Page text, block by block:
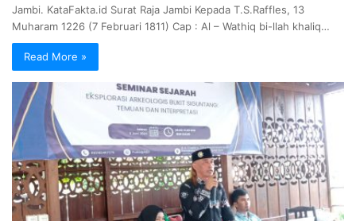
Jambi. KataFakta.id Surat Raja Jambi Kepada T.S.Raffles, 13
Muharam 1226 (7 Februari 1811) Cap : Al – Wathiq bi-llah khaliq…
Read More »